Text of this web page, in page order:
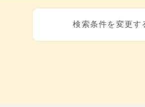
検索条件を変更す